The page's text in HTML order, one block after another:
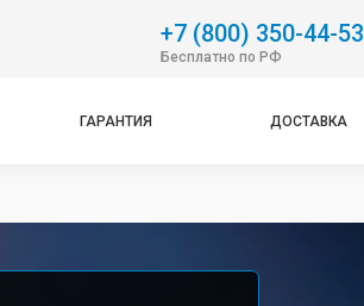
+7 (800) 350-44-53
Бесплатно по РФ
ГАРАНТИЯ ДОСТАВКА